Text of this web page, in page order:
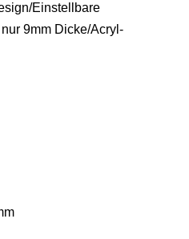
Einstellbare
9mm Dicke/Acryl-